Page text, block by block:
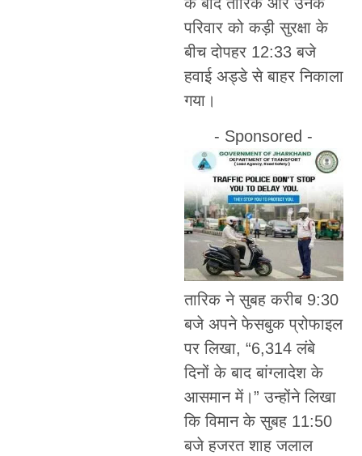
परिवार को कड़ी सुरक्षा के
बीच दोपहर 12:33 बजे
हवाई अड्डे से बाहर निकाला
गया।
- Sponsored -
तारिक ने सुबह करीब 9:30
बजे अपने फेसबुक प्रोफाइल
पर लिखा, “6,314 लंबे
दिनों के बाद बांग्लादेश के
आसमान में।” उन्होंने लिखा
कि विमान के सुबह 11:50
बजे हजरत शाह जलाल